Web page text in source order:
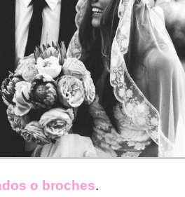
o broches.